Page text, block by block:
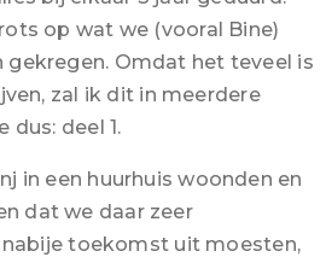
op wat we (vooral Bine)
gekregen. Omdat het teveel is
zal ik dit in meerdere
dus: deel 1.
in een huurhuis woonden en
dat we daar zeer
toekomst uit moesten,